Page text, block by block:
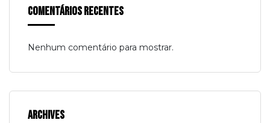
Comentários Recentes
Nenhum comentário para mostrar.
Archives